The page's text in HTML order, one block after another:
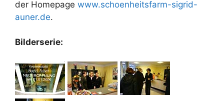
der Homepage www.schoenheitsfarm-sigrid-
auner.de.
Bilderserie: